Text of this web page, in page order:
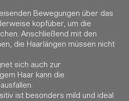
Bewegungen über das
kopfüber, um die
Anschließend mit den
die Haarlängen müssen nicht
sich auch zur
Haar kann die
ist besonders mild und ideal